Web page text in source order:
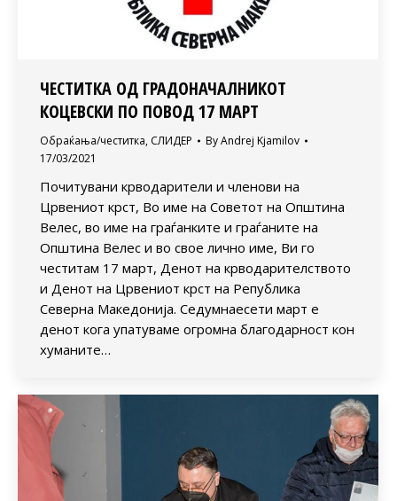
ЧЕСТИТКА ОД ГРАДОНАЧАЛНИКОТ
КОЦЕВСКИ ПО ПОВОД 17 МАРТ
Обраќања/честитка, СЛИДЕР ByAndrej Kjamilov
17/03/2021
Почитувани крводарители и членови на
Црвениот крст, Во име на Советот на Општина
Велес, во име на граѓанките и граѓаните на
Општина Велес и во свое лично име, Ви го
честитам 17 март, Денот на крводарителството
и Денот на Црвениот крст на Република
Северна Македонија. Седумнаесети март е
денот кога упатуваме огромна благодарност кон
хуманите…